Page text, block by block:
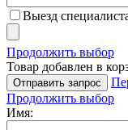
Выезд
Продолжить выбор
Товар добавлен в
Отправить запрос
Продолжить выбор
Имя: